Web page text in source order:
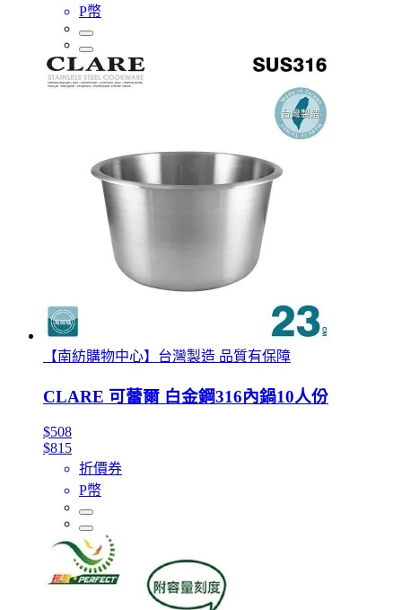
P幣
【南紡購物中心】台灣製造 品質有保障
CLARE 可蕾爾 白金鋼316內鍋10人份
$508
$815
折價券
P幣